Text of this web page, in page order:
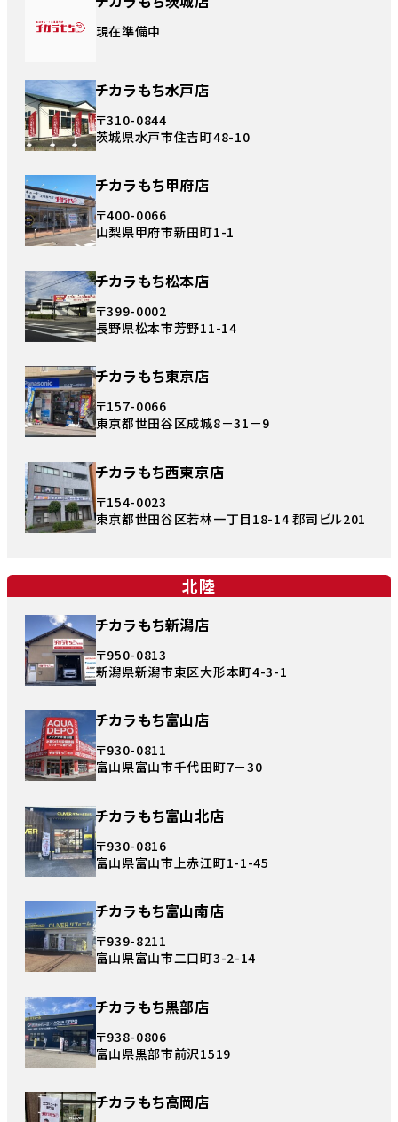
現在準備中
チカラもち水戸店
〒310-0844
茨城県水戸市住吉町48-10
チカラもち甲府店
〒400-0066
山梨県甲府市新田町1-1
チカラもち松本店
〒399-0002
長野県松本市芳野11-14
チカラもち東京店
〒157-0066
東京都世田谷区成城8－31－9
チカラもち西東京店
〒154-0023
東京都世田谷区若林一丁目18-14 郡司ビル201
北陸
チカラもち新潟店
〒950-0813
新潟県新潟市東区大形本町4-3-1
チカラもち富山店
〒930-0811
富山県富山市千代田町7－30
チカラもち富山北店
〒930-0816
富山県富山市上赤江町1-1-45
チカラもち富山南店
〒939-8211
富山県富山市二口町3-2-14
チカラもち黒部店
〒938-0806
富山県黒部市前沢1519
チカラもち高岡店